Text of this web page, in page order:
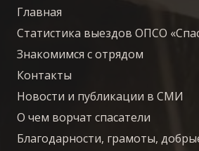
Главная
Статистика выездов ОПСО
Знакомимся с отрядом
Контакты
Новости и публикации в СМИ
О чем ворчат спасатели
Благодарности, грамоты,